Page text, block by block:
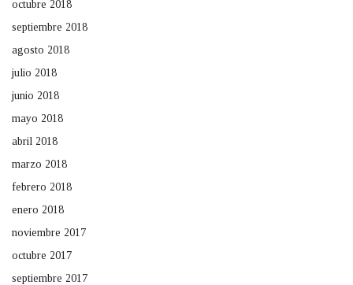
octubre 2018
septiembre 2018
agosto 2018
julio 2018
junio 2018
mayo 2018
abril 2018
marzo 2018
febrero 2018
enero 2018
noviembre 2017
octubre 2017
septiembre 2017